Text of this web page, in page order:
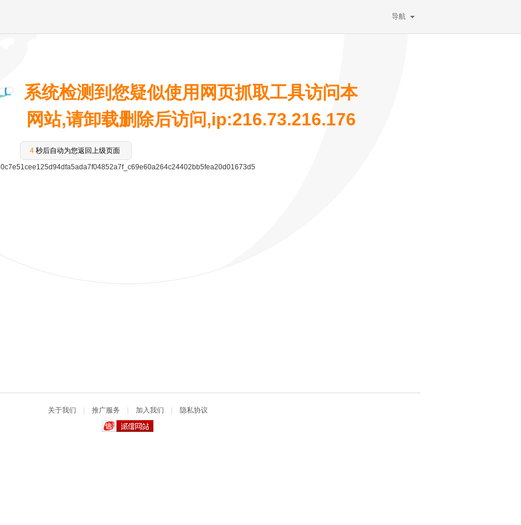
导航
系统检测到您疑似使用网页抓取工具访问本
网站,请卸载删除后访问,ip:216.73.216.176
4 秒后自动为您返回上级页面
0c7e51cee125d94dfa5ada7f04852a7f_c69e60a264c24402bb5fea20d01673d5
关于我们 推广服务 加入我们 隐私协议